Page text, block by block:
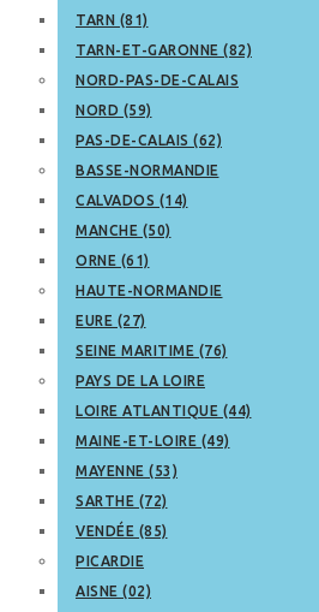
TARN (81)
TARN-ET-GARONNE (82)
NORD-PAS-DE-CALAIS
NORD (59)
PAS-DE-CALAIS (62)
BASSE-NORMANDIE
CALVADOS (14)
MANCHE (50)
ORNE (61)
HAUTE-NORMANDIE
EURE (27)
SEINE MARITIME (76)
PAYS DE LA LOIRE
LOIRE ATLANTIQUE (44)
MAINE-ET-LOIRE (49)
MAYENNE (53)
SARTHE (72)
VENDÉE (85)
PICARDIE
AISNE (02)